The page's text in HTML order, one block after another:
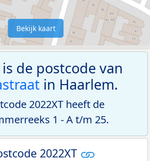
Bekijk kaart
is de postcode van
in Haarlem.
2022XT heeft de
1 - A t/m 25.
2022XT